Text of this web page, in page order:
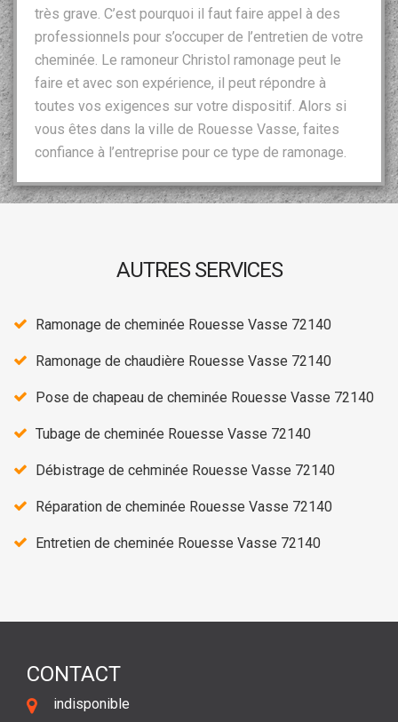
très grave. C’est pourquoi il faut faire appel à des
professionnels pour s’occuper de l’entretien de votre
cheminée. Le ramoneur Christol ramonage peut le
faire et avec son expérience, il peut répondre à
toutes vos exigences sur votre dispositif. Alors si
vous êtes dans la ville de Rouesse Vasse, faites
confiance à l’entreprise pour ce type de ramonage.
AUTRES SERVICES
Ramonage de cheminée Rouesse Vasse 72140
Ramonage de chaudière Rouesse Vasse 72140
Pose de chapeau de cheminée Rouesse Vasse 72140
Tubage de cheminée Rouesse Vasse 72140
Débistrage de cehminée Rouesse Vasse 72140
Réparation de cheminée Rouesse Vasse 72140
Entretien de cheminée Rouesse Vasse 72140
CONTACT
indisponible